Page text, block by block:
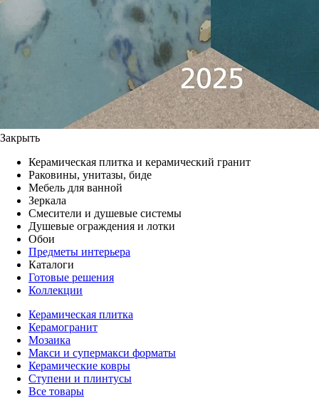
Закрыть
Керамическая плитка и керамический гранит
Раковины, унитазы, биде
Мебель для ванной
Зеркала
Смесители и душевые системы
Душевые ограждения и лотки
Обои
Предметы интерьера
Каталоги
Готовые решения
Коллекции
Керамическая плитка
Керамогранит
Мозаика
Макси и супермакси форматы
Керамические ковры
Ступени и плинтусы
Все товары